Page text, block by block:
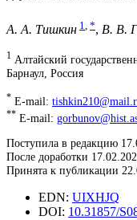
А. А. Тишкин 1 *, В. В.
1 Алтайский
Барнаул, Россия
* E-mail:
** E-mail:
Поступила в редакцию
После доработки
Принята к публикации
EDN: UIXHJQ
DOI: 10.31857/